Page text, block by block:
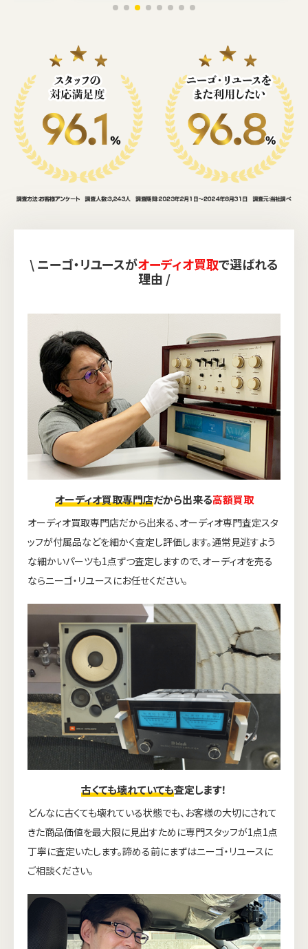
\ ニーゴ・リユースがオーディオ買取で選ばれる
理由 /
オーディオ買取専門店だから出来る高額買取
オーディオ買取専門店だから出来る、オーディオ専門査定スタ
ッフが付属品などを細かく査定し評価します。通常見逃すよう
な細かいパーツも1点ずつ査定しますので、オーディオを売る
ならニーゴ・リユースにお任せください。
古くても壊れていても査定します！
どんなに古くても壊れている状態でも、お客様の大切にされて
きた商品価値を最大限に見出すために専門スタッフが1点1点
丁寧に査定いたします。諦める前にまずはニーゴ・リユースに
ご相談ください。